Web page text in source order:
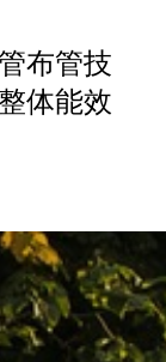
布管技
体能效